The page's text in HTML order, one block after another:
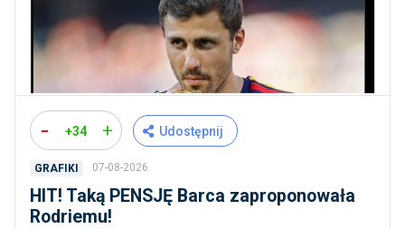
- +34 + Udostępnij
GRAFIKI 07-08-2026
HIT! Taką PENSJĘ Barca zaproponowała
Rodriemu!